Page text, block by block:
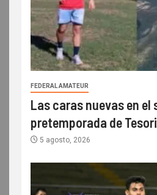
FEDERAL AMATEUR
Las caras nuevas en el
pretemporada de
5 agosto, 2026